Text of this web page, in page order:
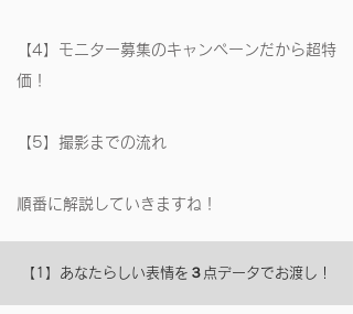
【4】モニター募集のキャンペーンだから超特
価！
【5】撮影までの流れ
​順番に解説していきますね！
【1】あなたらしい表情を３点データでお渡し！